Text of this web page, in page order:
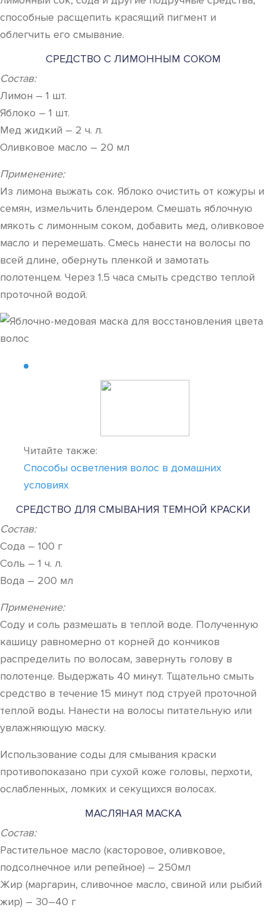
способные расщепить красящий пигмент и
облегчить его смывание.
СРЕДСТВО С ЛИМОННЫМ СОКОМ
Состав:
Лимон – 1 шт.
Яблоко – 1 шт.
Мед жидкий – 2 ч. л.
Оливковое масло – 20 мл
Применение:
Из лимона выжать сок. Яблоко очистить от кожуры и
семян, измельчить блендером. Смешать яблочную
мякоть с лимонным соком, добавить мед, оливковое
масло и перемешать. Смесь нанести на волосы по
всей длине, обернуть пленкой и замотать
полотенцем. Через 1.5 часа смыть средство теплой
проточной водой.
Читайте также:
Способы осветления волос в домашних
условиях
СРЕДСТВО ДЛЯ СМЫВАНИЯ ТЕМНОЙ КРАСКИ
Состав:
Сода – 100 г
Соль – 1 ч. л.
Вода – 200 мл
Применение:
Соду и соль размешать в теплой воде. Полученную
кашицу равномерно от корней до кончиков
распределить по волосам, завернуть голову в
полотенце. Выдержать 40 минут. Тщательно смыть
средство в течение 15 минут под струей проточной
теплой воды. Нанести на волосы питательную или
увлажняющую маску.
Использование соды для смывания краски
противопоказано при сухой коже головы, перхоти,
ослабленных, ломких и секущихся волосах.
МАСЛЯНАЯ МАСКА
Состав:
Растительное масло (касторовое, оливковое,
подсолнечное или репейное) – 250мл
Жир (маргарин, сливочное масло, свиной или рыбий
жир) – 30–40 г